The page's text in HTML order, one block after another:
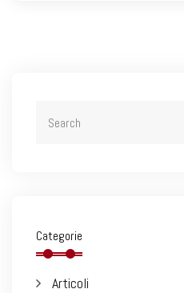
Categorie
Articoli